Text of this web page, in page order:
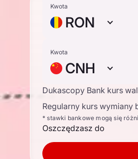
Kwota
RON
Kwota
CNH
Dukascopy Bank kurs
Regularny kurs wymiany
* stawki bankowe mogą się
Oszczędzasz do